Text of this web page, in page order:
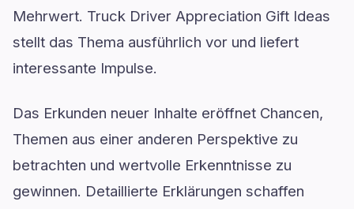
Mehrwert. Truck Driver Appreciation Gift Ideas
stellt das Thema ausführlich vor und liefert
interessante Impulse.
Das Erkunden neuer Inhalte eröffnet Chancen,
Themen aus einer anderen Perspektive zu
betrachten und wertvolle Erkenntnisse zu
gewinnen. Detaillierte Erklärungen schaffen